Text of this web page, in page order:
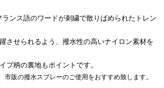
ンス語のワードが刺繍で散りばめられたトレン
させられるよう、撥水性の高いナイロン素材を
プ柄の裏地もポイントです。
販の撥水スプレーのご使用をおすすめ致します。